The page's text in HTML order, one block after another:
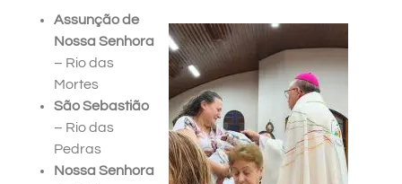
Assunção de
Nossa Senhora
– Rio das
Mortes
São Sebastião
– Rio das
Pedras
Nossa Senhora